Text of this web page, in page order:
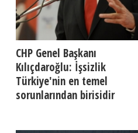
CHP Genel Başkanı
Kılıçdaroğlu: İşsizlik
Türkiye'nin en temel
sorunlarından birisidir